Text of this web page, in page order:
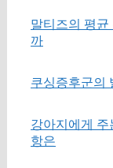
말티즈의 평균
까
쿠싱증후군의
강아지에게
항은